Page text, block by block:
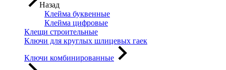
Назад
Клейма буквенные
Клейма цифровые
Клещи строительные
Ключи для круглых шлицевых гаек
Ключи комбинированные